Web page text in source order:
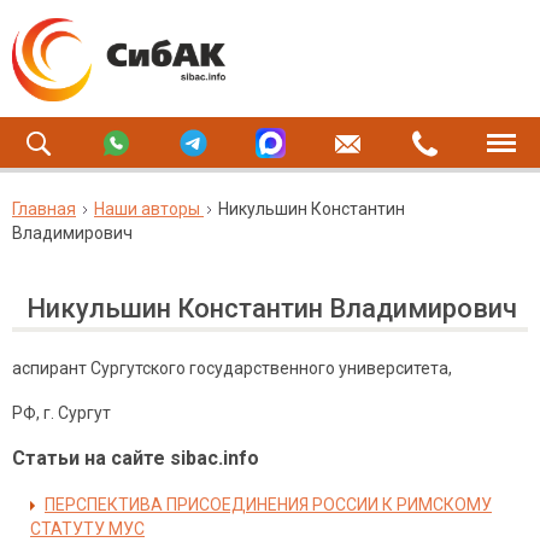
Главная Наши авторы
Никульшин Константин
Владимирович
Никульшин Константин Владимирович
аспирант Сургутского государственного университета,
РФ, г. Сургут
Статьи на сайте sibac.info
ПЕРСПЕКТИВА ПРИСОЕДИНЕНИЯ РОССИИ К РИМСКОМУ
СТАТУТУ МУС